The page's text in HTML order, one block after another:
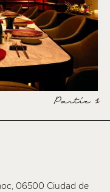
Partie 1
06500 Ciudad de